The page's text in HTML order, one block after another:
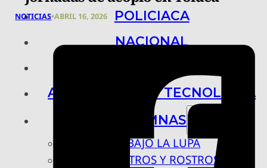
POLICIACA
NACIONAL
ARTE, CIENCIA Y TECNOLOGÍA
COLUMNAS
BAJO LA LUPA
RASTROS Y ROSTROS
NOTICIAS•ABRIL 16, 2026